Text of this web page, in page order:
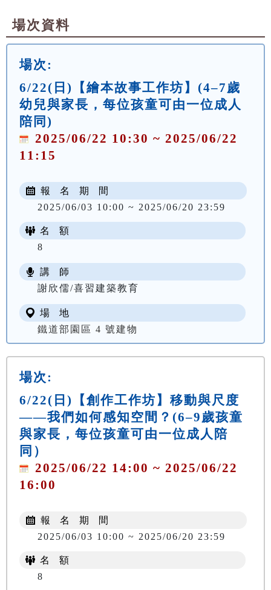
場次資料
場次:
6/22(日)【繪本故事工作坊】(4–7歲
幼兒與家長，每位孩童可由一位成人
陪同)
2025/06/22 10:30 ~ 2025/06/22
11:15
報 名 期 間
2025/06/03 10:00 ~ 2025/06/20 23:59
名 額
8
講 師
謝欣儒/喜習建築教育
場 地
鐵道部園區 4 號建物
場次:
6/22(日)【創作工作坊】移動與尺度
——我們如何感知空間？(6–9歲孩童
與家長，每位孩童可由一位成人陪
同）
2025/06/22 14:00 ~ 2025/06/22
16:00
報 名 期 間
2025/06/03 10:00 ~ 2025/06/20 23:59
名 額
8